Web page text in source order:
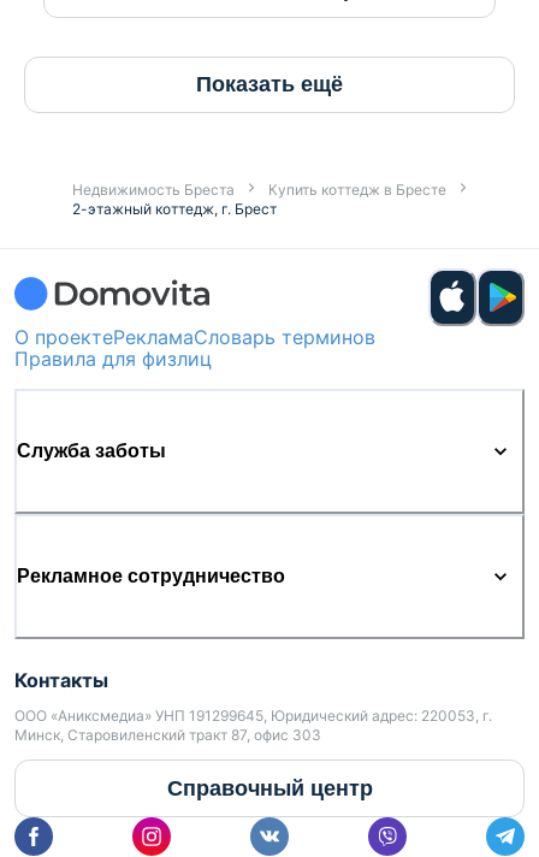
Показать ещё
Недвижимость Бреста
Купить коттедж в Бресте
2-этажный коттедж, г. Брест
О проектеРекламаСловарь терминов
Правила для физлиц
Служба заботы
Рекламное сотрудничество
Контакты
ООО «Аниксмедиа» УНП 191299645, Юридический адрес: 220053, г.
Минск, Старовиленский тракт 87, офис 303
Справочный центр